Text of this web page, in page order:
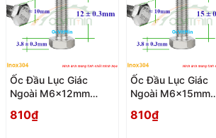
Ốc Đầu Lục Giác
Ngoài M6x12mm
Dau Luc Giac Ngoai
810₫
Ốc Đầu Lục Giác
Ngoài M6x15mm
Dau Luc Giac Ngoai
810₫